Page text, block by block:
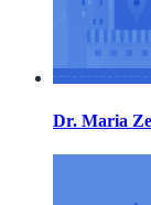
Dr. Maria